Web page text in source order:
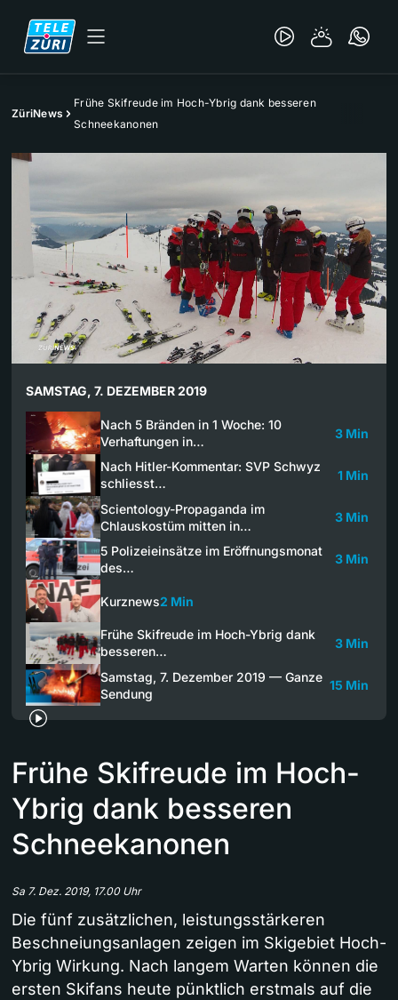
ZüriNews
Frühe Skifreude im Hoch-Ybrig dank besseren
Schneekanonen
SAMSTAG, 7. DEZEMBER 2019
Nach 5 Bränden in 1 Woche: 10
Verhaftungen in…
3 Min
Nach Hitler-Kommentar: SVP Schwyz
schliesst…
1 Min
Scientology-Propaganda im
Chlauskostüm mitten in…
3 Min
5 Polizeieinsätze im Eröffnungsmonat
des…
3 Min
Kurznews2 Min
Frühe Skifreude im Hoch-Ybrig dank
besseren…
3 Min
Samstag, 7. Dezember 2019 — Ganze
Sendung
15 Min
Frühe Skifreude im Hoch-
Ybrig dank besseren
Schneekanonen
Sa 7. Dez. 2019, 17.00 Uhr
Die fünf zusätzlichen, leistungsstärkeren
Beschneiungsanlagen zeigen im Skigebiet Hoch-
Ybrig Wirkung. Nach langem Warten können die
ersten Skifans heute pünktlich erstmals auf die